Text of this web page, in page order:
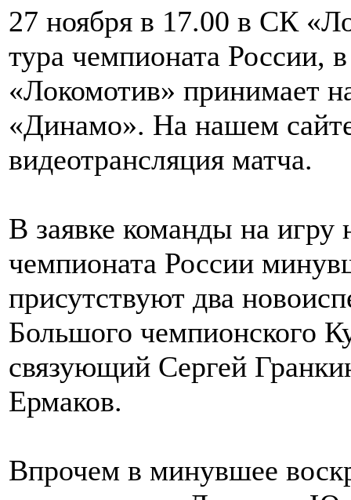
27 ноября в 17.00 в СК
тура чемпионата России,
«Локомотив» принимает
«Динамо». На нашем
видеотрансляция матча.
В заявке команды на игру
чемпионата России
присутствуют два
Большого чемпионского
связующий Сергей
Ермаков.
Впрочем в минувшее